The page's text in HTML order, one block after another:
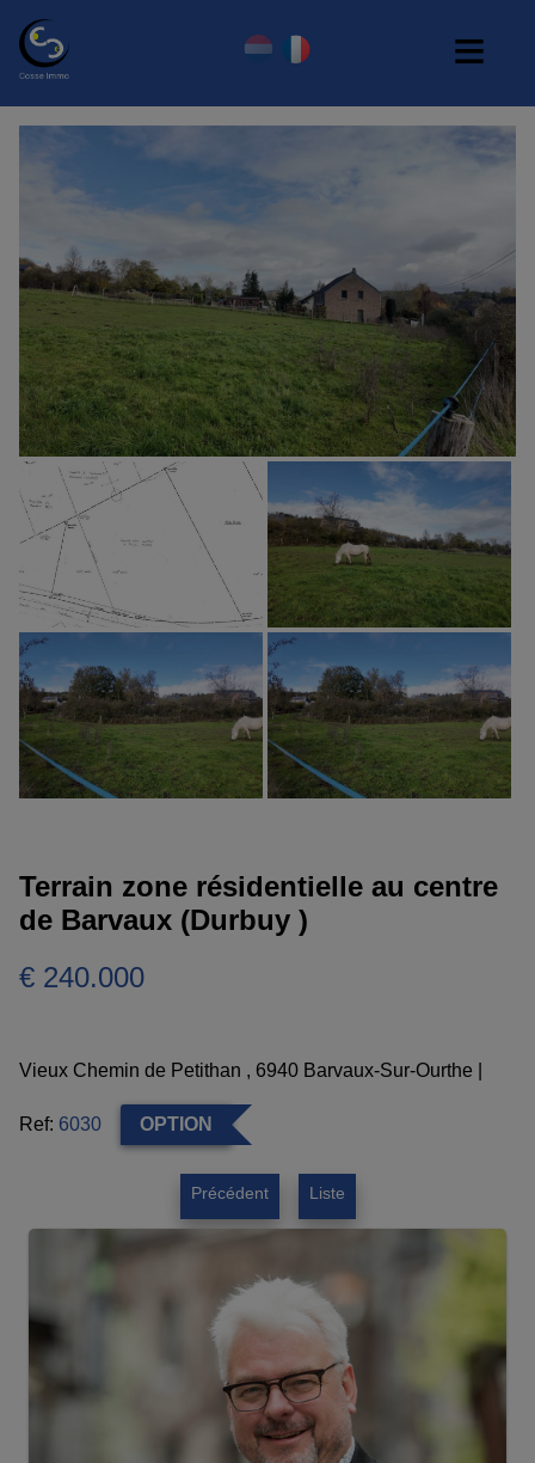
Terrain zone résidentielle au centre
de Barvaux (Durbuy )
€ 240.000
Vieux Chemin de Petithan , 6940 Barvaux-Sur-Ourthe
Ref: 6030 OPTION
Précédent Liste